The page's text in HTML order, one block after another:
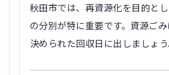
秋田市では、再資源化を目的と
の分別が特に重要です。資源ご
決められた回収日に出しましょう